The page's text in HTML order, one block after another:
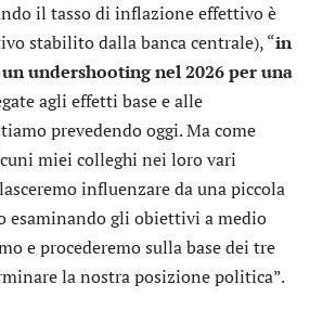
il tasso di inflazione effettivo è
stabilito dalla banca centrale), “in
undershooting nel 2026 per una
agli effetti base e alle
prevedendo oggi. Ma come
miei colleghi nei loro vari
influenzare da una piccola
esaminando gli obiettivi a medio
e procederemo sulla base dei tre
la nostra posizione politica”.